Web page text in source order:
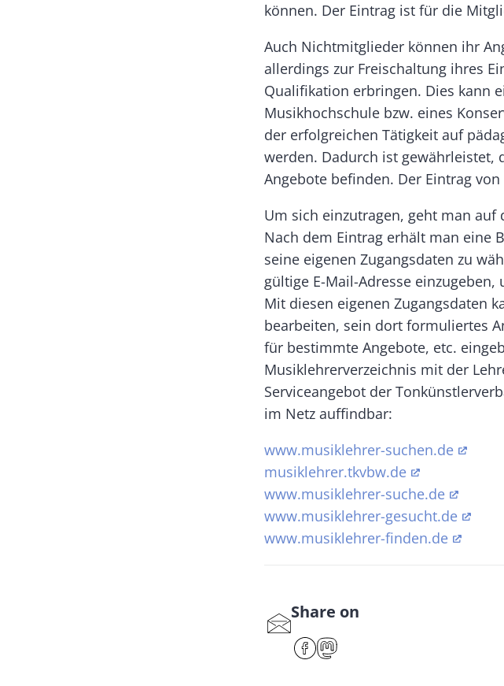
können. Der Eintrag ist für die
Auch Nichtmitglieder können ihr
allerdings zur Freischaltung ihres
Qualifikation erbringen. Dies kann
Musikhochschule bzw. eines
der erfolgreichen Tätigkeit auf
werden. Dadurch ist gewährleistet,
Angebote befinden. Der Eintrag
Um sich einzutragen, geht man auf
Nach dem Eintrag erhält man eine
seine eigenen Zugangsdaten zu
gültige E-Mail-Adresse
Mit diesen eigenen Zugangsdaten
bearbeiten, sein dort formuliertes
für bestimmte Angebote, etc.
Musiklehrerverzeichnis mit der
Serviceangebot der
im Netz auffindbar:
www.musiklehrer-suchen.de
musiklehrer.tkvbw.de
www.musiklehrer-suche.de
www.musiklehrer-gesucht.de
www.musiklehrer-finden.de
S
Share on
F